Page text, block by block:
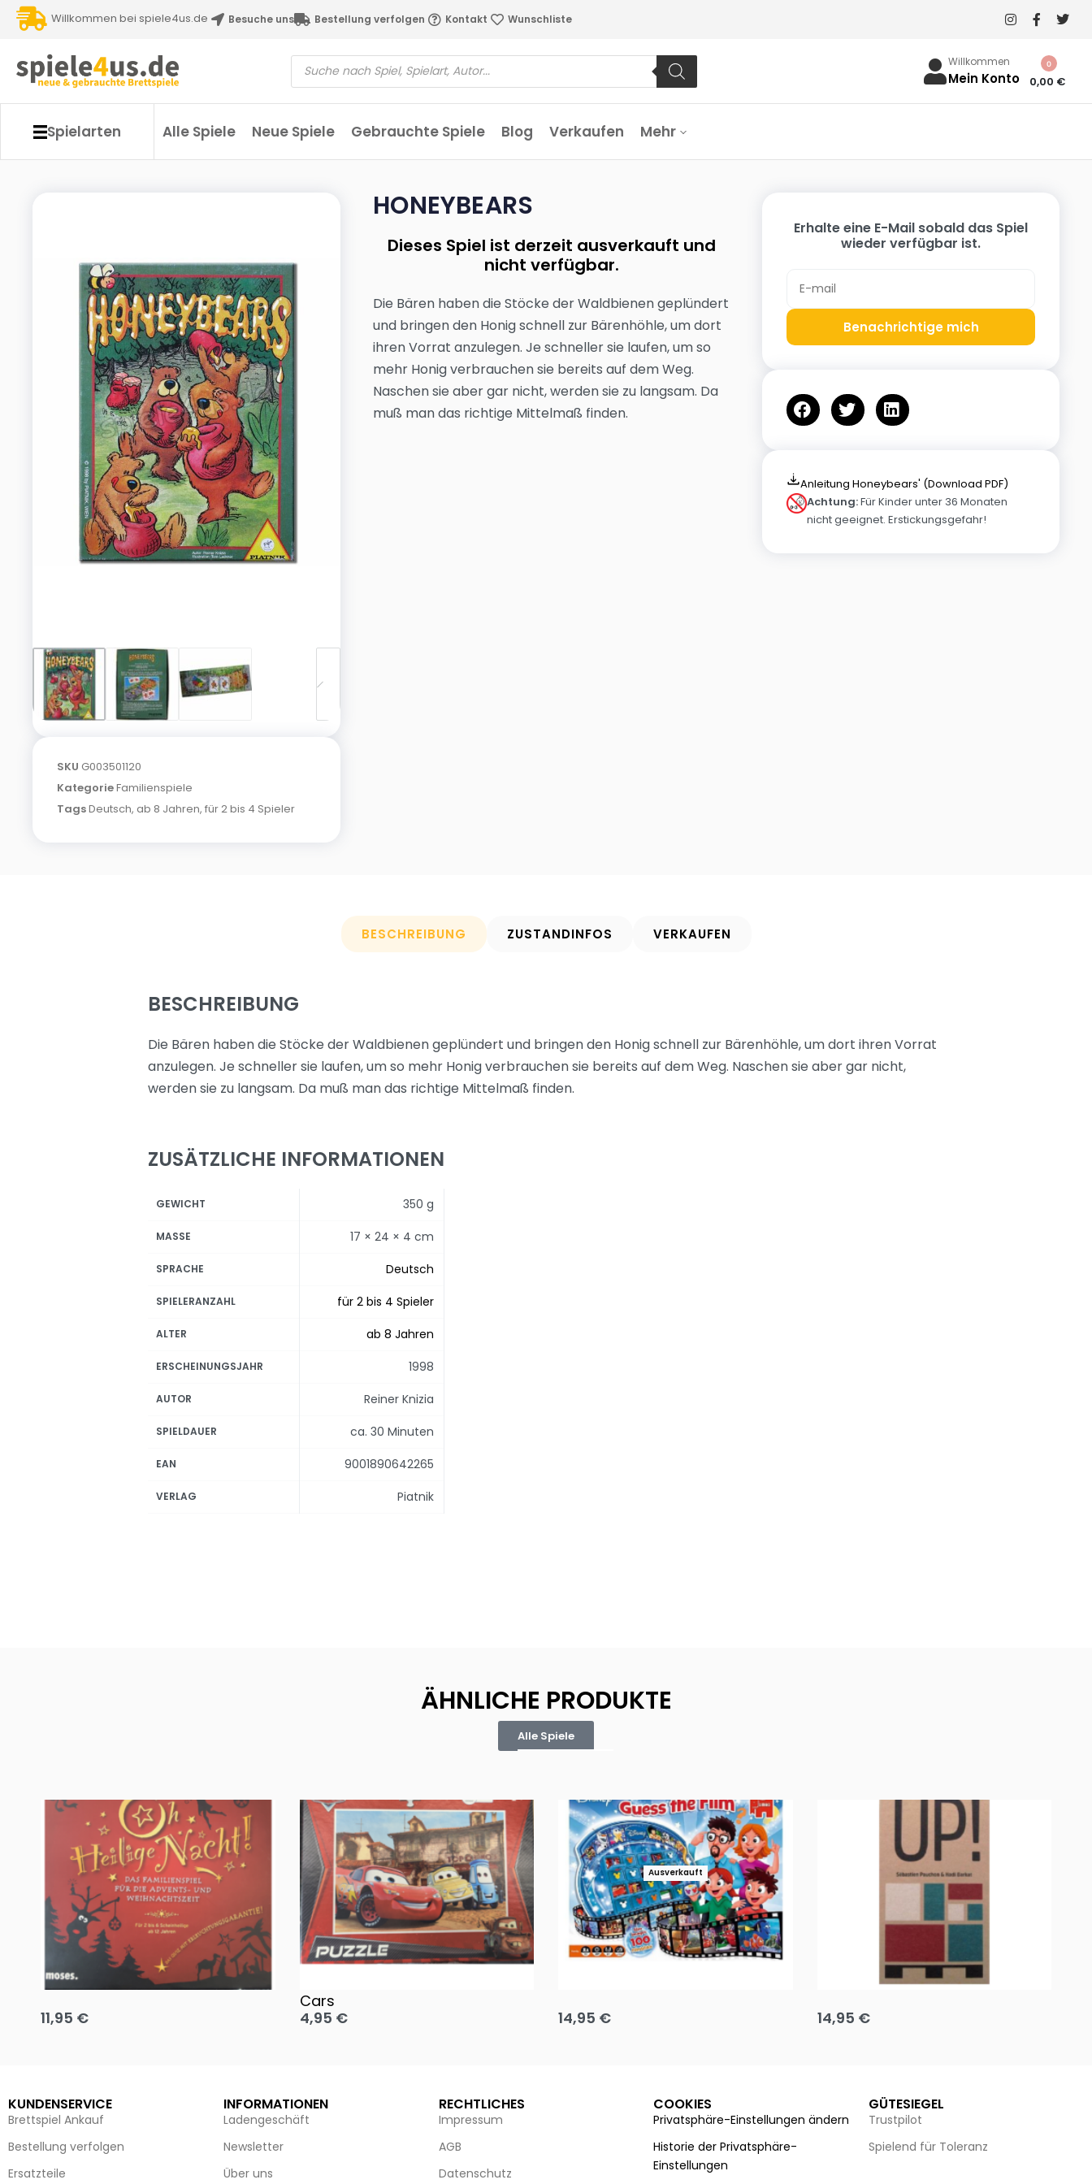
Willkommen bei spiele4us.de Besuche uns Bestellung verfolgen Kontakt Wunschliste
Willkommen
Mein Konto 0,00 €
0
Spielarten Alle Spiele Neue Spiele Gebrauchte Spiele Blog Verkaufen Mehr
SKU G003501120
KategorieFamilienspiele
TagsDeutsch, ab 8 Jahren, für 2 bis 4 Spieler
HONEYBEARS
Dieses Spiel ist derzeit ausverkauft und
nicht verfügbar.
Die Bären haben die Stöcke der Waldbienen geplündert
und bringen den Honig schnell zur Bärenhöhle, um dort
ihren Vorrat anzulegen. Je schneller sie laufen, um so
mehr Honig verbrauchen sie bereits auf dem Weg.
Naschen sie aber gar nicht, werden sie zu langsam. Da
muß man das richtige Mittelmaß finden.
Erhalte eine E-Mail sobald das Spiel
wieder verfügbar ist.
Benachrichtige mich
Anleitung Honeybears' (Download PDF)
Achtung:Für Kinder unter 36 Monaten
nicht geeignet. Erstickungsgefahr!
BESCHREIBUNG ZUSTANDINFOS VERKAUFEN
BESCHREIBUNG
Die Bären haben die Stöcke der Waldbienen geplündert und bringen den Honig schnell zur Bärenhöhle, um dort ihren Vorrat
anzulegen. Je schneller sie laufen, um so mehr Honig verbrauchen sie bereits auf dem Weg. Naschen sie aber gar nicht,
werden sie zu langsam. Da muß man das richtige Mittelmaß finden.
ZUSÄTZLICHE INFORMATIONEN
GEWICHT 350 g
MASSE 17 × 24 × 4 cm
SPRACHE Deutsch
SPIELERANZAHL für 2 bis 4 Spieler
ALTER ab 8 Jahren
ERSCHEINUNGSJAHR 1998
AUTOR Reiner Knizia
SPIELDAUER ca. 30 Minuten
EAN 9001890642265
VERLAG Piatnik
ÄHNLICHE PRODUKTE
Alle Spiele
Oh, heilige Nacht!
11,95 €
Cars
4,95 €
Ausverkauft
14,95 €
Team up
14,95 €
KUNDENSERVICE
Brettspiel Ankauf
Bestellung verfolgen
Ersatzteile
INFORMATIONEN
Ladengeschäft
Newsletter
Über uns
RECHTLICHES
Impressum
AGB
Datenschutz
COOKIES
Privatsphäre-Einstellungen ändern
Historie der Privatsphäre-
Einstellungen
GÜTESIEGEL
Trustpilot
Spielend für Toleranz